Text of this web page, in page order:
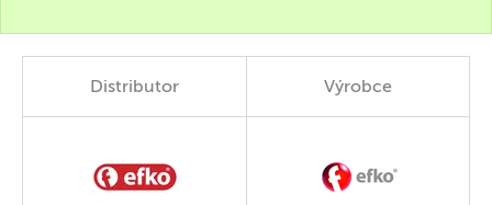
Distributor Výrobce